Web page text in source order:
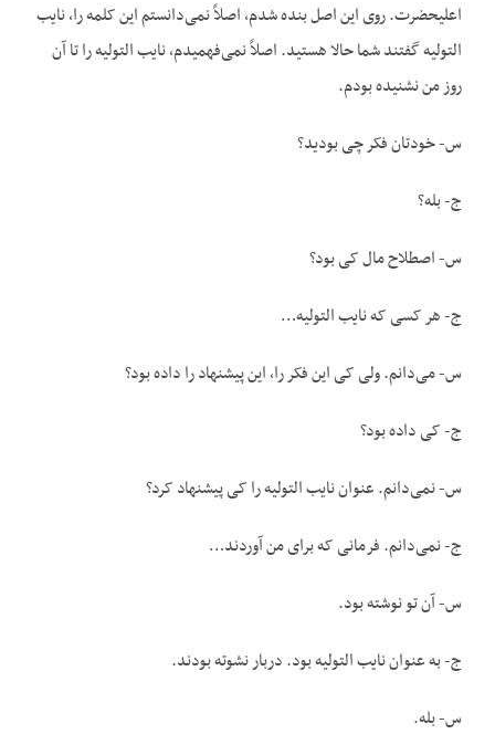
اعلیحضرت. روی این اصل بنده شدم، اصلاً نمی‌دانستم این کلمه را، نایب
التولیه گفتند شما حالا هستید. اصلاً نمی‌فهمیدم، نایب التولیه را تا آن
روز من نشنیده بودم.
س- خودتان فکر چی بودید؟
ج- بله؟
س- اصطلاح مال کی بود؟
ج- هر کسی که نایب التولیه…
س- می‌دانم. ولی کی این فکر را، این پیشنهاد را داده بود؟
ج- کی داده بود؟
س- نمی‌دانم. عنوان نایب التولیه را کی پیشنهاد کرد؟
ج- نمی‌دانم. فرمانی که برای من آوردند…
س- آن تو نوشته بود.
ج- به عنوان نایب التولیه بود. دربار نشوته بودند.
س- بله.